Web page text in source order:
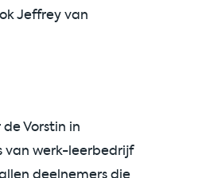
Jeffrey van
Vorstin in
van werk-leerbedrijf
deelnemers die